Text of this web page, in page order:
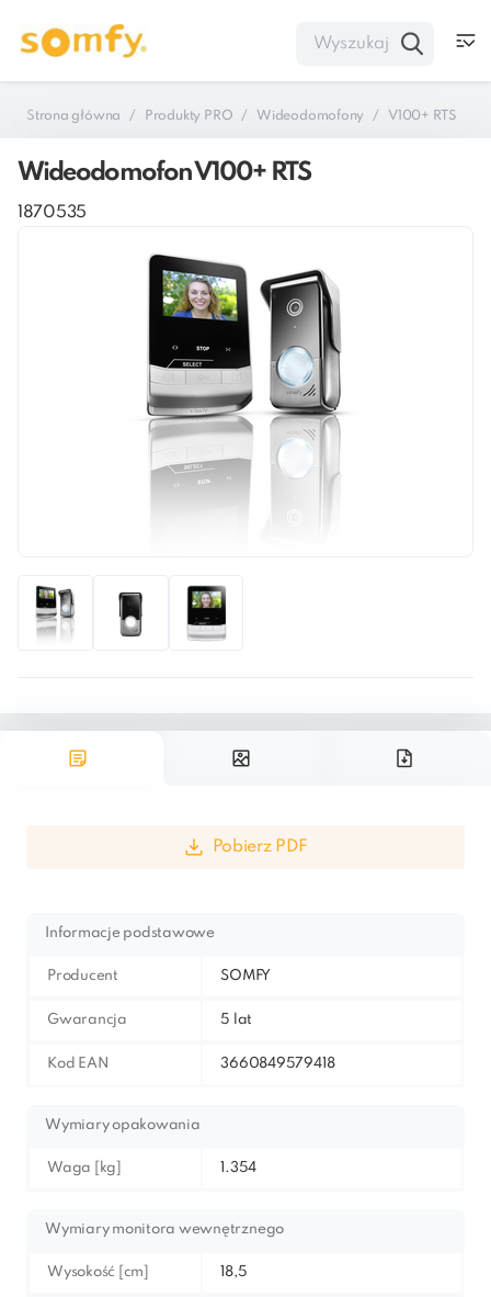
Strona główna Produkty PRO Wideodomofony V100+ RTS
Wideodomofon V100+ RTS
1870535
Pobierz PDF
Informacje podstawowe
Producent SOMFY
Gwarancja 5 lat
Kod EAN 3660849579418
Wymiary opakowania
Waga [kg] 1.354
Wymiary monitora wewnętrznego
Wysokość [cm] 18,5